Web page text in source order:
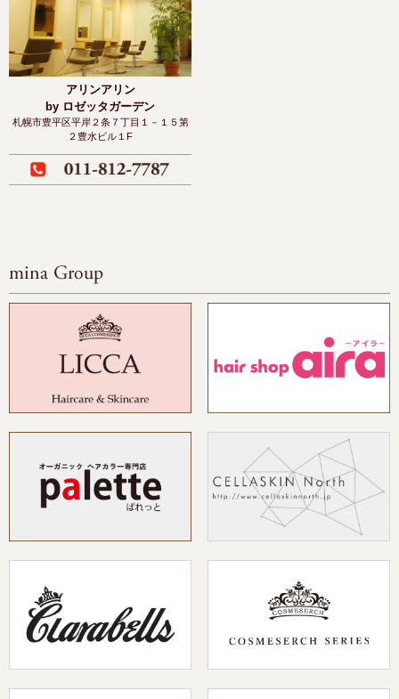
アリンアリン
by ロゼッタガーデン
札幌市豊平区平岸２条７丁目１－１５第
２豊水ビル１F